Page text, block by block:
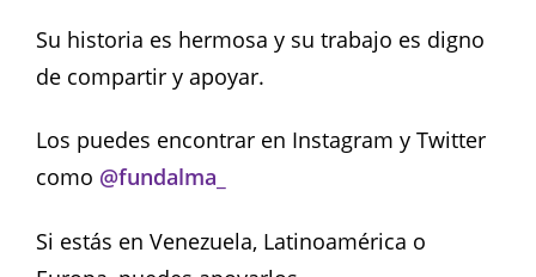
Su historia es hermosa y su trabajo es digno
de compartir y apoyar.
Los puedes encontrar en Instagram y Twitter
como @fundalma_
Si estás en Venezuela, Latinoamérica o